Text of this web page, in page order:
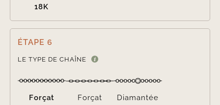
18K
ÉTAPE 6
LE TYPE DE CHAÎNE
Forçat
Forçat
Diamantée